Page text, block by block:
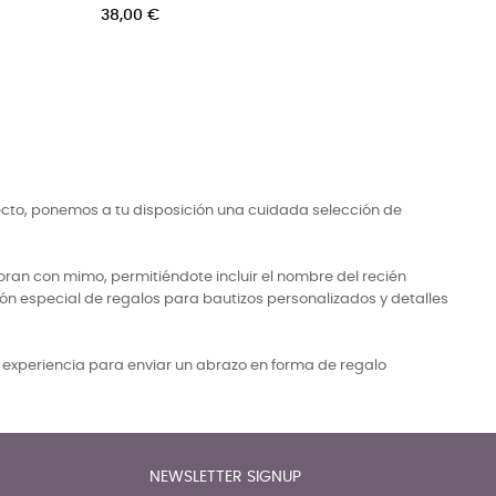
ponemos a tu disposición una cuidada selección de
con mimo, permitiéndote incluir el nombre del recién
especial de regalos para bautizos personalizados y detalles
para enviar un abrazo en forma de regalo
NEWSLETTER SIGNUP